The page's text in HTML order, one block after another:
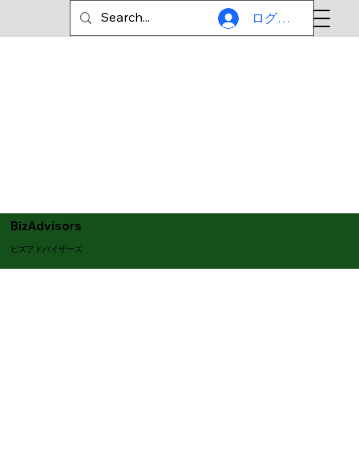
ログイン
BizAdvisors
ビズアドバイザーズ